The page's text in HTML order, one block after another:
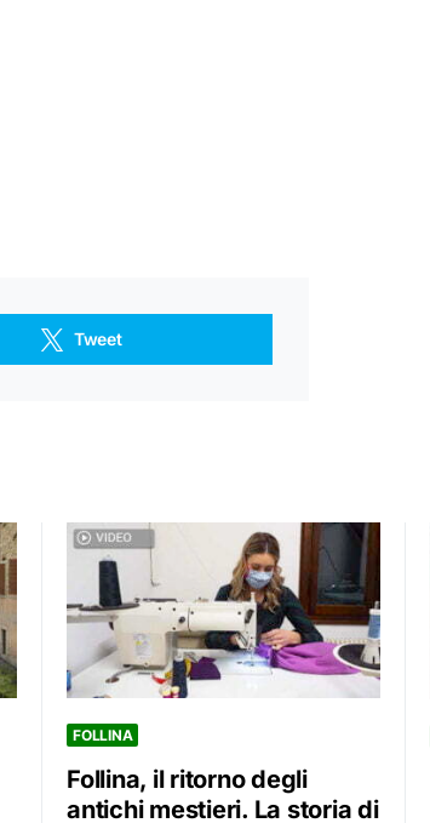
Tweet
FOLLINA
Follina, il ritorno degli
antichi mestieri. La storia di